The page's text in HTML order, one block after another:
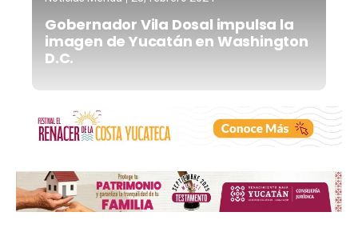
Gobernador Vila Dosal impulsa la
imagen de Yucatán en Washington
D.C.